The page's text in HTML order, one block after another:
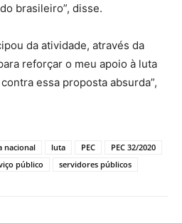
brasileiro”, disse.
da atividade, através da
reforçar o meu apoio à luta
essa proposta absurda”,
nacional luta PEC
PEC 32/2020
público servidores públicos